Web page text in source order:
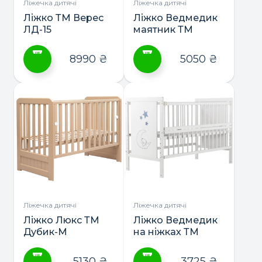
сторінці
товару
сторінці
товару
Ліжечка дитячі
Ліжко ТМ Верес
ЛД-15
має
варіантів.
Параметри
можна
вибрати
сторінці
товару
8990 ₴
Ліжечка дитячі
Ліжко Ведмедик
маятник ТМ
кілька
варіантів.
Параметри
можна
вибрати
сторінці
товару
5050 ₴
Ліжечка дитячі
Ліжко Люкс ТМ
Дубик-М
Ліжечка дитячі
Ліжко Ведмедик
на ніжках ТМ